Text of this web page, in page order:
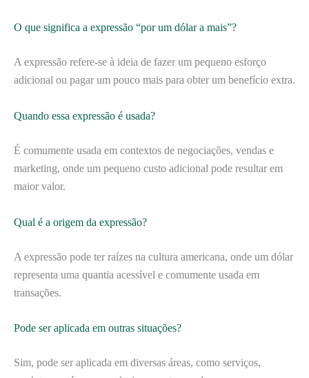
O que significa a expressão “por um dólar a mais”?
A expressão refere-se à ideia de fazer um pequeno esforço
adicional ou pagar um pouco mais para obter um benefício extra.
Quando essa expressão é usada?
É comumente usada em contextos de negociações, vendas e
marketing, onde um pequeno custo adicional pode resultar em
maior valor.
Qual é a origem da expressão?
A expressão pode ter raízes na cultura americana, onde um dólar
representa uma quantia acessível e comumente usada em
transações.
Pode ser aplicada em outras situações?
Sim, pode ser aplicada em diversas áreas, como serviços,